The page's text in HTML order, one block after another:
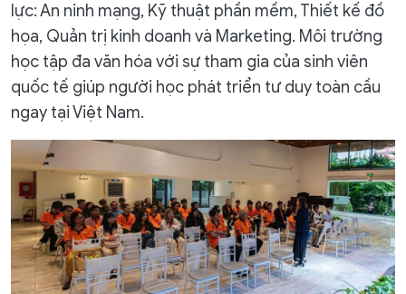
lực: An ninh mạng, Kỹ thuật phần mềm, Thiết kế đồ
họa, Quản trị kinh doanh và Marketing. Môi trường
học tập đa văn hóa với sự tham gia của sinh viên
quốc tế giúp người học phát triển tư duy toàn cầu
ngay tại Việt Nam.